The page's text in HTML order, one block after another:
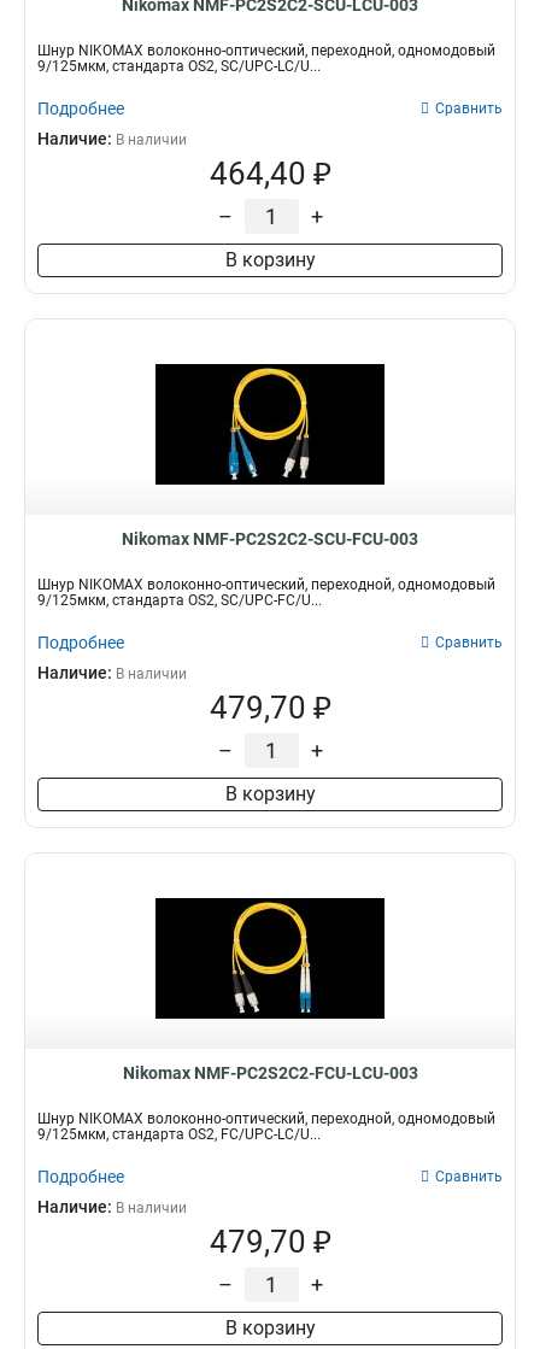
Nikomax NMF-PC2S2C2-SCU-LCU-003
Шнур NIKOMAX волоконно-оптический, переходной, одномодовый
9/125мкм, стандарта OS2, SC/UPC-LC/U...
Подробнее Сравнить
Наличие: В наличии
464,40 ₽
– +
В корзину
Nikomax NMF-PC2S2C2-SCU-FCU-003
Шнур NIKOMAX волоконно-оптический, переходной, одномодовый
9/125мкм, стандарта OS2, SC/UPC-FC/U...
Подробнее Сравнить
Наличие: В наличии
479,70 ₽
– +
В корзину
Nikomax NMF-PC2S2C2-FCU-LCU-003
Шнур NIKOMAX волоконно-оптический, переходной, одномодовый
9/125мкм, стандарта OS2, FC/UPC-LC/U...
Подробнее Сравнить
Наличие: В наличии
479,70 ₽
– +
В корзину